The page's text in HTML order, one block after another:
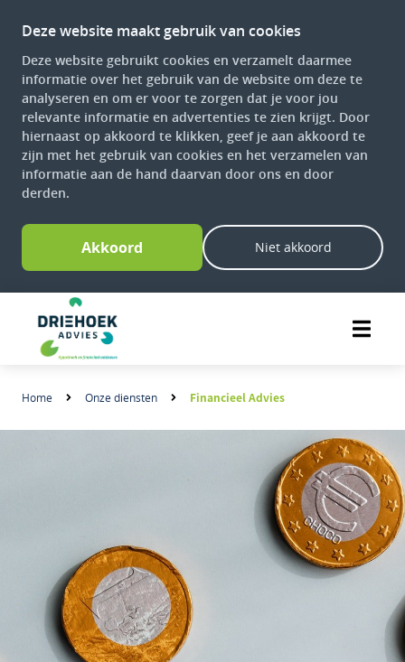
Deze website maakt gebruik van cookies
Deze website gebruikt cookies en verzamelt daarmee
informatie over het gebruik van de website om deze te
analyseren en om er voor te zorgen dat je voor jou
relevante informatie en advertenties te zien krijgt. Door
hiernaast op akkoord te klikken, geef je aan akkoord te
zijn met het gebruik van cookies en het verzamelen van
informatie aan de hand daarvan door ons en door
derden.
Akkoord Niet akkoord
Home Onze diensten Financieel Advies